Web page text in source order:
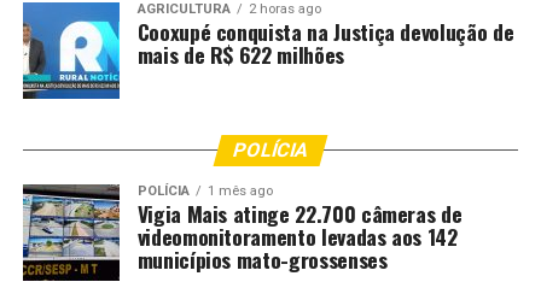
AGRICULTURA 2 horas ago
Cooxupé conquista na Justiça devolução de
mais de R$ 622 milhões
POLÍCIA
POLÍCIA 1 mês ago
Vigia Mais atinge 22.700 câmeras de
videomonitoramento levadas aos 142
municípios mato-grossenses